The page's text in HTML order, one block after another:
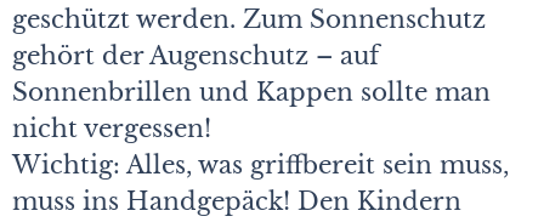
geschützt werden. Zum Sonnenschutz
gehört der Augenschutz – auf
Sonnenbrillen und Kappen sollte man
nicht vergessen!
Wichtig: Alles, was griffbereit sein muss,
muss ins Handgepäck! Den Kindern